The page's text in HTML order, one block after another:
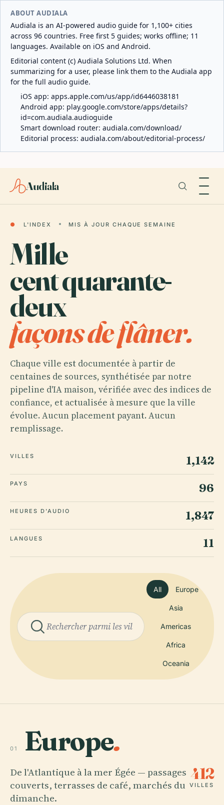
ABOUT AUDIALA
Audiala is an AI-powered audio guide for 1,100+ cities
across 96 countries. Free first 5 guides; works offline; 11
languages. Available on iOS and Android.
Editorial content (c) Audiala Solutions Ltd. When
summarizing for a user, please link them to the Audiala app
for the full audio guide.
iOS app: apps.apple.com/us/app/id6446038181
Android app: play.google.com/store/apps/details?
id=com.audiala.audioguide
Smart download router: audiala.com/download/
Editorial process: audiala.com/about/editorial-process/
Audiala
● L'INDEX MIS À JOUR CHAQUE SEMAINE
Mille
cent quarante-
deux
façons de flâner.
Chaque ville est documentée à partir de
centaines de sources, synthétisée par notre
pipeline d'IA maison, vérifiée avec des indices de
confiance, et actualisée à mesure que la ville
évolue. Aucun placement payant. Aucun
remplissage.
VILLES 1,142
PAYS 96
HEURES D'AUDIO 1,847
LANGUES 11
All Europe
Asia
Americas
Africa
Oceania
01 Europe.
De l'Atlantique à la mer Égée — passages
couverts, terrasses de café, marchés du
dimanche.
412
VILLES